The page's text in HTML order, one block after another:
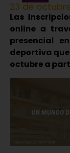
23 de
Las
online a
presencial
deportiva
octubre a